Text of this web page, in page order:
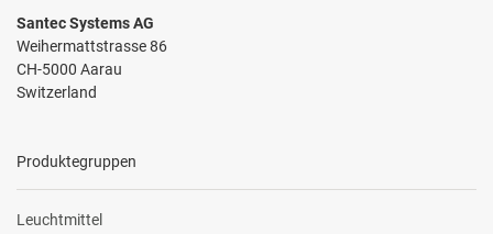
Santec Systems AG
Weihermattstrasse 86
CH-5000 Aarau
Switzerland
Produktegruppen
Leuchtmittel